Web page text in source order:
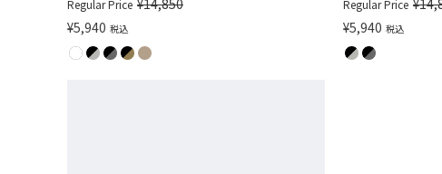
Regular Price ¥14,850
¥5,940 税込
Regular Price ¥
¥5,940 税込